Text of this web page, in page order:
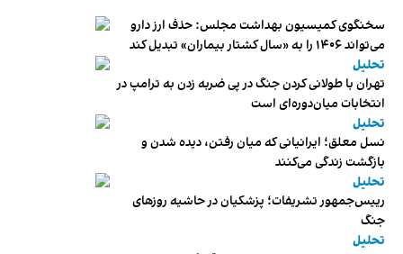
سخنگوی کمیسیون بهداشت مجلس: حذف ارز دارو
می‌تواند ۱۴۰۶ را به «سال کشتار بیماران» تبدیل کند
تحلیل
تهران با طولانی کردن جنگ در پی ضربه زدن به ترامپ در
انتخابات میان‌دوره‌ای است
تحلیل
نسل معلق؛ ایرانیانی که میان رفتن، دیده شدن و
بازگشت زندگی می‌کنند
تحلیل
رییس‌جمهور تشریفات؛ پزشکیان در حاشیه روزهای
جنگ
تحلیل